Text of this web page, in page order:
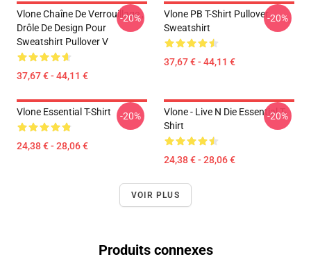
Vlone Chaîne De Verrouillage ,
Drôle De Design Pour
Sweatshirt Pullover V
37,67 € - 44,11 €
-20%
Vlone PB T-Shirt Pullover
Sweatshirt
37,67 € - 44,11 €
-20%
Vlone Essential T-Shirt
24,38 € - 28,06 €
-20%
Vlone - Live N Die Essential T-
Shirt
24,38 € - 28,06 €
-20%
VOIR PLUS
Produits connexes